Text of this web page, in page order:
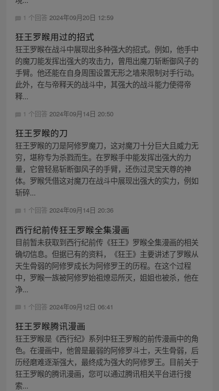
1 个回答 2024年09月20日 12:59
狂王罗睺用过的招式
狂王罗睺在战斗中展现出多种强大的招式。例如，他手中
的魔刀能发挥出强大的攻击力，曾甩出魔刀斩断御风子的
手臂。他还能在自身周围设置无形之墙来限制对手行动。
此外，在与帝释天的战斗中，其强大的战斗能力使得帝
释...
1 个回答 2024年09月14日 20:50
狂王罗睺的刀
狂王罗睺的刀是阿修罗魔刀，这对魔刀十分巨大且威力无
穷，堪称专为杀戮而生。在罗睺手中能发挥出强大的力
量，它曾轻易斩断御风子的手臂，还伤过灵宝天尊的神
体。罗睺凭借这对魔刀在战斗中展现出强大的实力，例如
斩碎...
1 个回答 2024年09月14日 20:36
西行纪前传狂王罗睺全集漫画
目前暂未获取到西行纪前传《狂王》罗睺全集漫画的相关
确切信息。但据已有的资料，《狂王》主要讲述了罗睺从
天生骨弱的阿修罗成长为阿修罗王的历程。在这个过程
中，罗睺一族被阿修罗始祖燎忌所灭，姐姐也被杀，他在
净...
1 个回答 2024年09月12日 06:41
狂王罗睺腾讯漫画
狂王罗睺是《西行纪》系列中狂王罗睺的前传漫画中的角
色。在漫画中，他曾是最弱的阿修罗斗士，天生骨弱，后
历经磨难逐渐强大，最终成为强大的阿修罗王。目前关于
狂王罗睺的腾讯漫画，您可以通过腾讯相关平台进行搜
索...